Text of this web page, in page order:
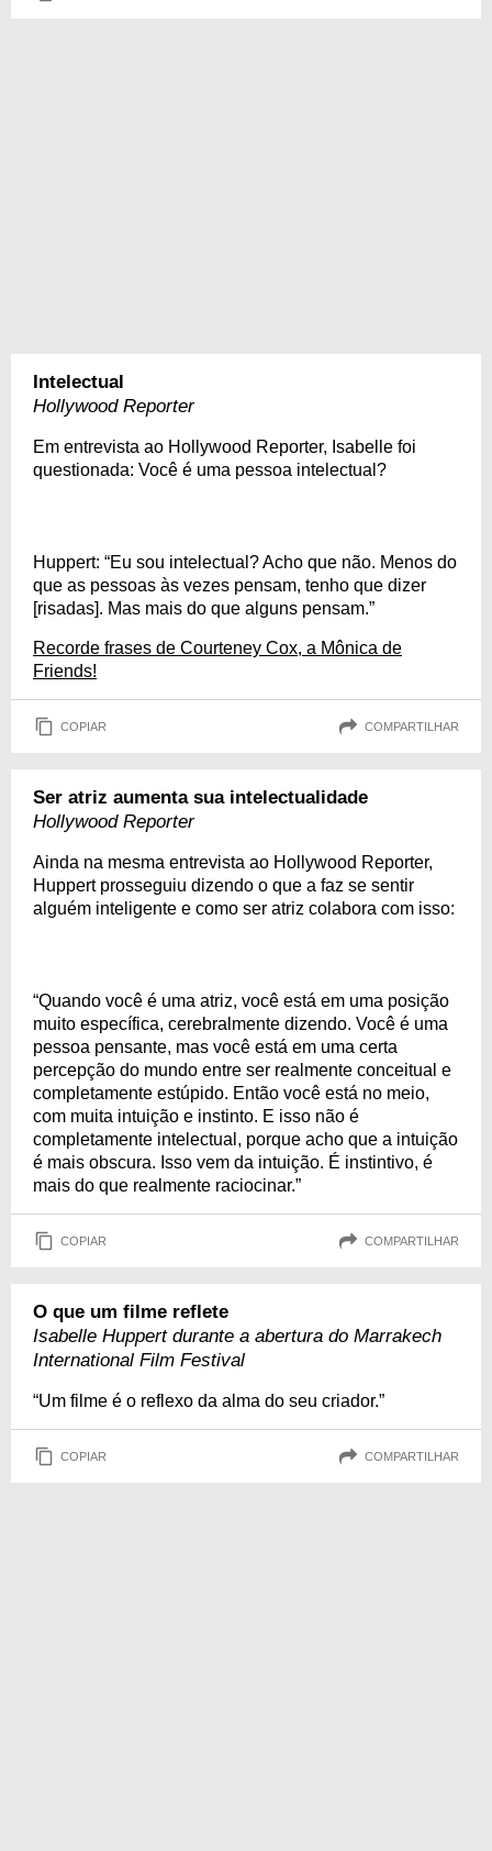
Intelectual
Hollywood Reporter
Em entrevista ao Hollywood Reporter, Isabelle foi
questionada: Você é uma pessoa intelectual?
Huppert: “Eu sou intelectual? Acho que não. Menos do
que as pessoas às vezes pensam, tenho que dizer
[risadas]. Mas mais do que alguns pensam.”
Recorde frases de Courteney Cox, a Mônica de
Friends!
COPIAR COMPARTILHAR
Ser atriz aumenta sua intelectualidade
Hollywood Reporter
Ainda na mesma entrevista ao Hollywood Reporter,
Huppert prosseguiu dizendo o que a faz se sentir
alguém inteligente e como ser atriz colabora com isso:
“Quando você é uma atriz, você está em uma posição
muito específica, cerebralmente dizendo. Você é uma
pessoa pensante, mas você está em uma certa
percepção do mundo entre ser realmente conceitual e
completamente estúpido. Então você está no meio,
com muita intuição e instinto. E isso não é
completamente intelectual, porque acho que a intuição
é mais obscura. Isso vem da intuição. É instintivo, é
mais do que realmente raciocinar.”
COPIAR COMPARTILHAR
O que um filme reflete
Isabelle Huppert durante a abertura do Marrakech
International Film Festival
“Um filme é o reflexo da alma do seu criador.”
COPIAR COMPARTILHAR